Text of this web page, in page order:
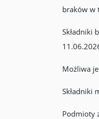
braków w
Składniki
Możliwa
Składniki
Podmioty